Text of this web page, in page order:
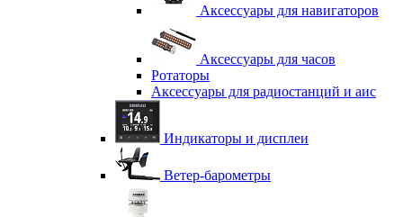
Аксессуары для навигаторов
Аксессуары для часов
Ротаторы
Аксессуары для радиостанций и аис
Индикаторы и дисплеи
Ветер-барометры